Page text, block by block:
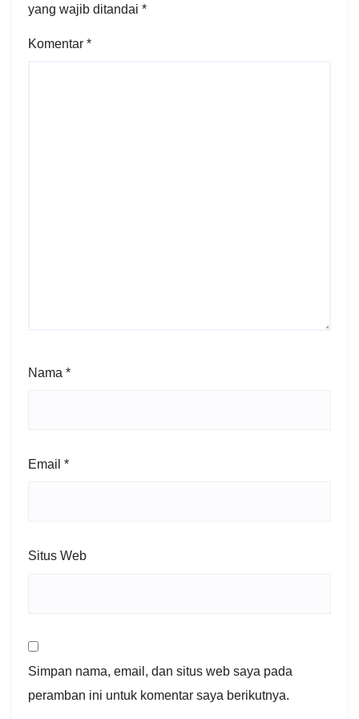
yang wajib ditandai *
Komentar *
Nama *
Email *
Situs Web
Simpan nama, email, dan situs web saya pada
peramban ini untuk komentar saya berikutnya.